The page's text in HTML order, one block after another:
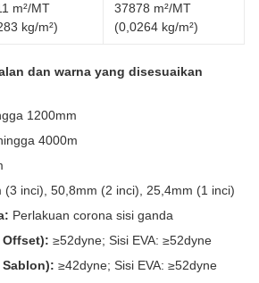
m²/MT
kg/m²)
37878 m²/MT
(0,0264 kg/m²)
dan warna yang disesuaikan
1200mm
4000m
(3 inci), 50,8mm (2 inci), 25,4mm (1 inci)
Perlakuan corona sisi ganda
Offset): ≥52dyne; Sisi EVA: ≥52dyne
Sablon): ≥42dyne; Sisi EVA: ≥52dyne